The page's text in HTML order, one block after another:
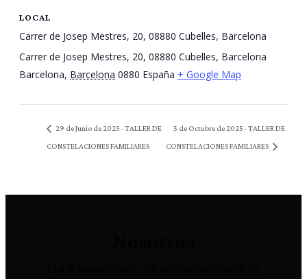
LOCAL
Carrer de Josep Mestres, 20, 08880 Cubelles, Barcelona
Carrer de Josep Mestres, 20, 08880 Cubelles, Barcelona
Barcelona, Barcelona 0880 España + Google Map
29 de Junio de 2025 · TALLER DE
CONSTELACIONES FAMILIARES
5 de Octubre de 2025 · TALLER DE
CONSTELACIONES FAMILIARES